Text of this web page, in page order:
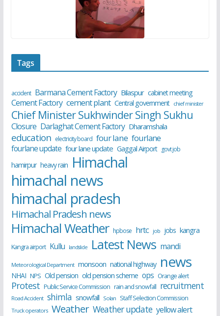
Tags
accident Barmana Cement Factory Bilaspur cabinet meeting
Cement Factory cement plant Central government chief minister
Chief Minister Sukhwinder Singh Sukhu
Closure Darlaghat Cement Factory Dharamshala
education electricity board four lane fourlane
fourlane update four lane update Gaggal Airport govt job
hamirpur heavy rain Himachal
himachal news
himachal pradesh
Himachal Pradesh news
Himachal Weather hpbose hrtc job jobs kangra
Kangra airport Kullu landslide Latest News mandi
Meteorological Department monsoon national highway news
NHAI NPS Old pension old pension scheme ops Orange alert
Protest Public Service Commission rain and snowfall recruitment
Road Accident shimla snowfall Solan Staff Selection Commission
Truck operators Weather Weather update yellow alert